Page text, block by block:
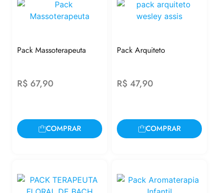
Pack Massoterapeuta
R$ 67,90
COMPRAR
Pack Arquiteto
R$ 47,90
COMPRAR